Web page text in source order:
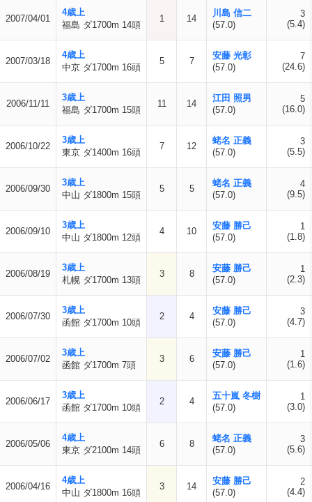
2007/04/01
4歳上
福島 ダ1700m 14頭
1 14
川島 信二
(57.0)
3
(5.4)
2007/03/18
4歳上
中京 ダ1700m 16頭
5 7
安藤 光彰
(57.0)
7
(24.6)
2006/11/11
3歳上
福島 ダ1700m 15頭
11 14
江田 照男
(57.0)
5
(16.0)
2006/10/22
3歳上
東京 ダ1400m 16頭
7 12
蛯名 正義
(57.0)
3
(5.5)
2006/09/30
3歳上
中山 ダ1800m 15頭
5 5
蛯名 正義
(57.0)
4
(9.5)
2006/09/10
3歳上
中山 ダ1800m 12頭
4 10
安藤 勝己
(57.0)
1
(1.8)
2006/08/19
3歳上
札幌 ダ1700m 13頭
3 8
安藤 勝己
(57.0)
1
(2.3)
2006/07/30
3歳上
函館 ダ1700m 10頭
2 4
安藤 勝己
(57.0)
3
(4.7)
2006/07/02
3歳上
函館 ダ1700m 7頭
3 6
安藤 勝己
(57.0)
1
(1.6)
2006/06/17
3歳上
函館 ダ1700m 10頭
2 4
五十嵐 冬樹
(57.0)
1
(3.0)
2006/05/06
4歳上
東京 ダ2100m 14頭
6 8
蛯名 正義
(57.0)
3
(5.6)
2006/04/16
4歳上
中山 ダ1800m 16頭
3 14
安藤 勝己
(57.0)
2
(4.4)